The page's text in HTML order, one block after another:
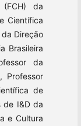
(FCH) da
Científica
Direção
Brasileira
da
Professor
de
de I&D da
e Cultura